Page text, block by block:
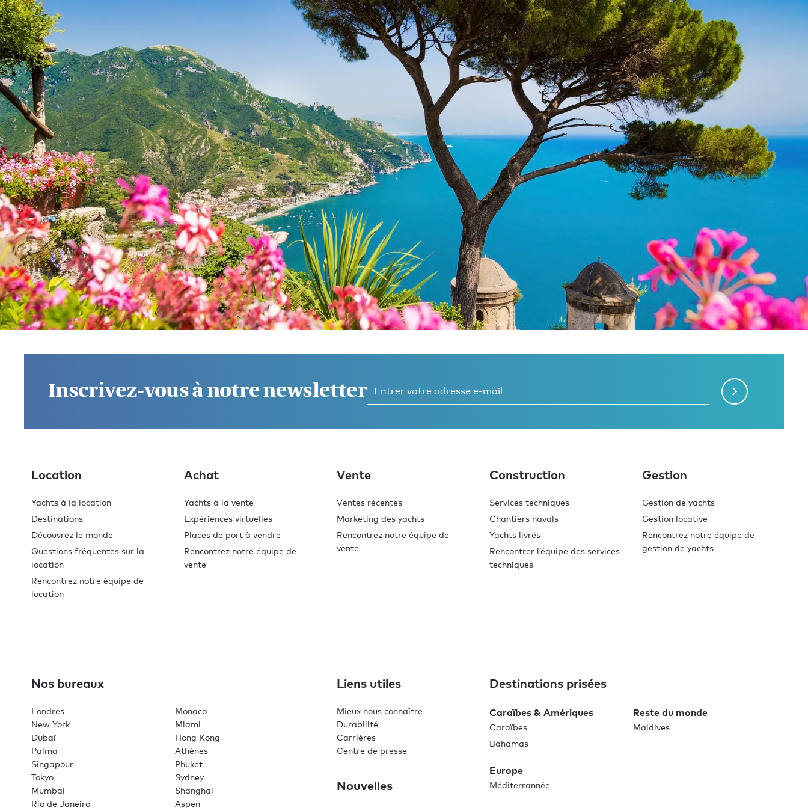
Nous contacter et découvrir la
aujourd'hui.
Si vous avez des questions sur l’endroit où aller, les
pour faire de cette expérience la meilleure de votre vie.
Vérifier les disponibilités
Inscrivez-vous à notre newsletter
Location
Yachts à la location
Destinations
Découvrez le monde
Questions fréquentes sur la
location
Rencontrez notre équipe de
location
Achat
Yachts à la vente
Expériences virtuelles
Places de port à vendre
Rencontrez notre équipe de
vente
Vente
Ventes récentes
Marketing des yachts
Rencontrez notre équipe de
vente
Construction
Services techniques
Chantiers navals
Yachts livrés
Rencontrer l’équipe des services
techniques
Gestion
Gestion de yachts
Gestion locative
Rencontrez notre équipe de
gestion de yachts
Nos bureaux
Londres
Monaco
New York
Miami
Dubaï
Hong Kong
Palma
Athènes
Singapour
Phuket
Tokyo
Sydney
Mumbai
Shanghai
Rio de Janeiro
Aspen
Liens utiles
Mieux nous connaître
Durabilité
Carrières
Centre de presse
Nouvelles
Destinations prisées
Caraïbes & Amériques
Caraïbes
Bahamas
Reste du monde
Maldives
Europe
Méditerrannée